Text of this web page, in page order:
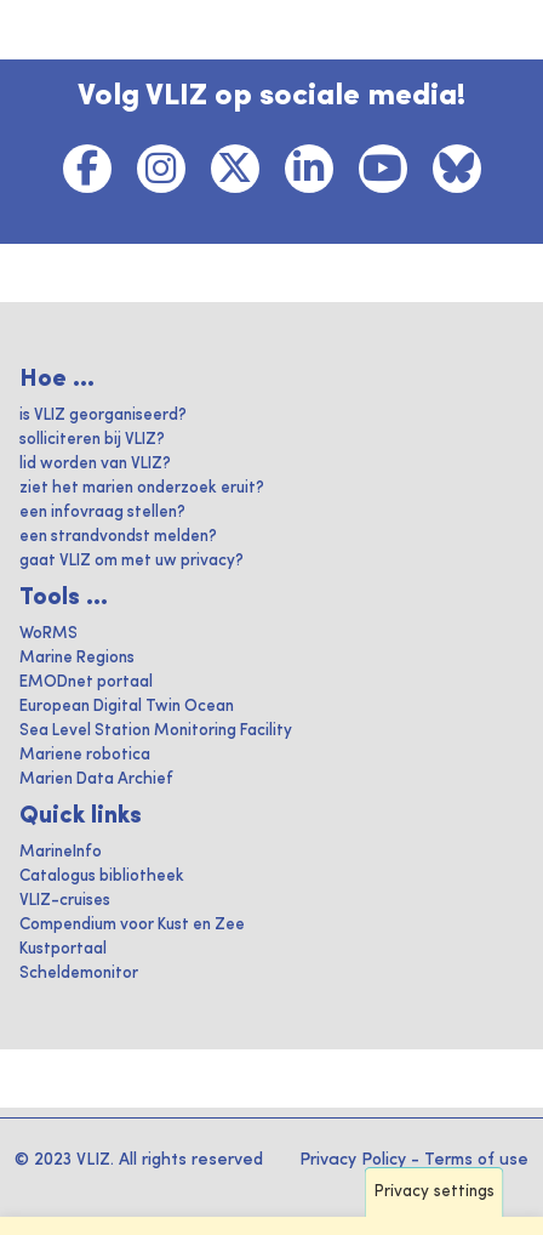
Volg VLIZ op sociale media!
Hoe ...
is VLIZ georganiseerd?
solliciteren bij VLIZ?
lid worden van VLIZ?
ziet het marien onderzoek eruit?
een infovraag stellen?
een strandvondst melden?
gaat VLIZ om met uw privacy?
Tools ...
WoRMS
Marine Regions
EMODnet portaal
European Digital Twin Ocean
Sea Level Station Monitoring Facility
Mariene robotica
Marien Data Archief
Quick links
MarineInfo
Catalogus bibliotheek
VLIZ-cruises
Compendium voor Kust en Zee
Kustportaal
Scheldemonitor
© 2023 VLIZ. All rights reserved Privacy Policy - Terms of use
Privacy settings